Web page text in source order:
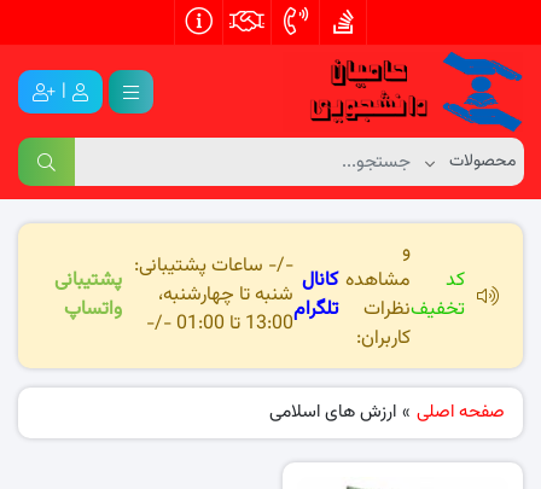
|
کد
تخفیف
و
مشاهده
نظرات
کاربران:
کانال
تلگرام
-/- ساعات پشتیبانی:
شنبه تا چهارشنبه،
13:00 تا 01:00 -/-
پشتیبانی
واتساپ
صفحه اصلی » ارزش های اسلامی